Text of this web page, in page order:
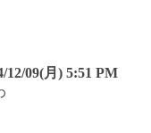
12/09(月) 5:51 PM